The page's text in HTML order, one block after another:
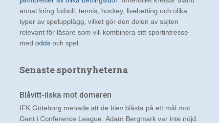
annat kring fotboll, tennis, hockey, livebetting och olika
typer av spelupplägg, vilket gör den delen av sajten
relevant för läsare som vill kombinera sitt sportintresse
med odds och spel.
Senaste sportnyheterna
Blåvitt-ilska mot domaren
IFK Göteborg menade att de blev blåsta på ett mål mot
Gent i Conference League. Adam Bergmark var inte nöjd.